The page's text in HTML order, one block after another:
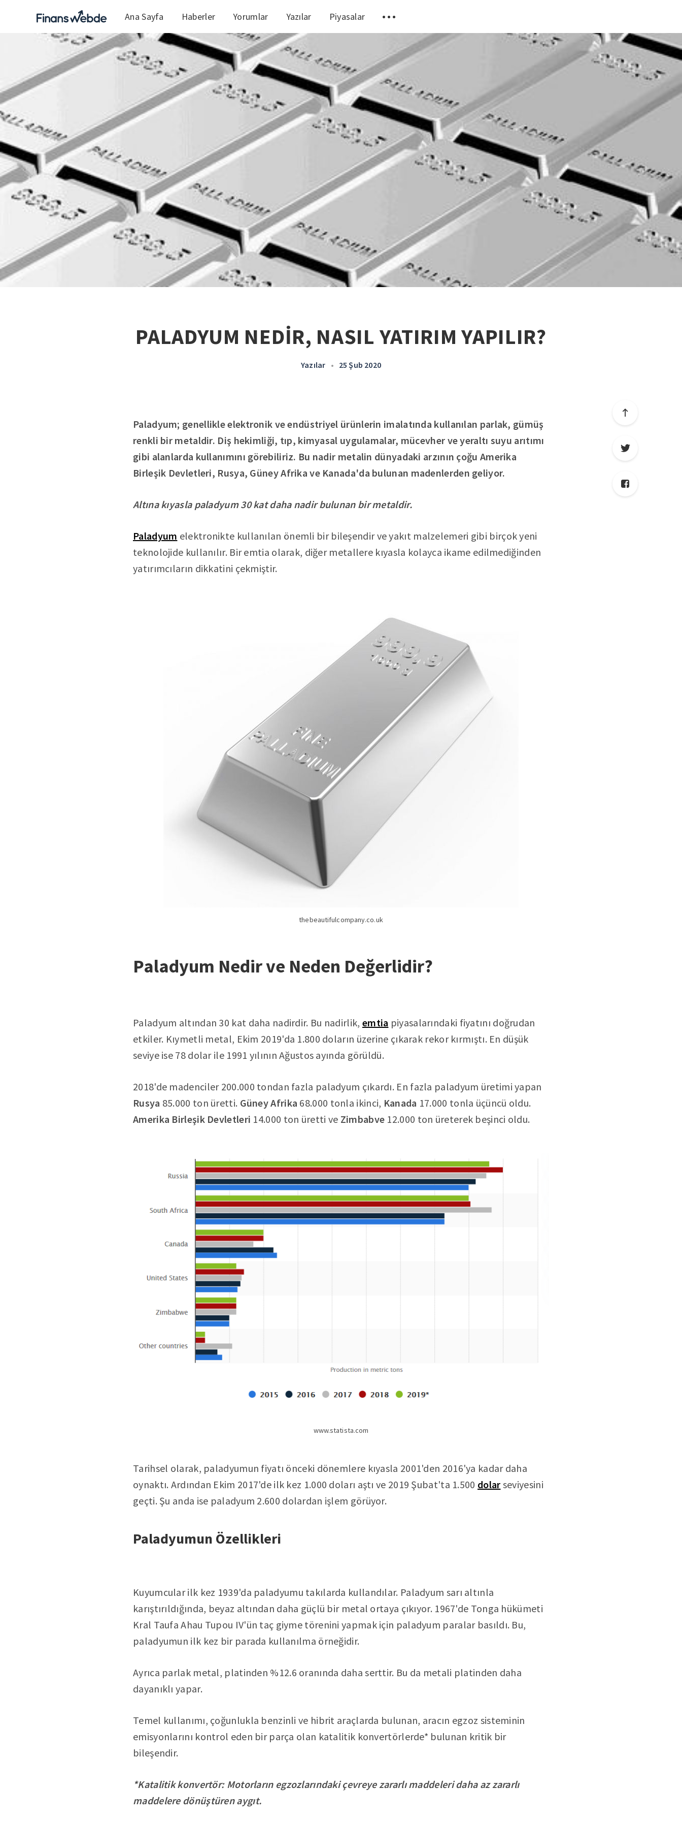
Ana Sayfa Haberler Yorumlar Yazılar Piyasalar
PALADYUM NEDİR, NASIL YATIRIM YAPILIR?
Yazılar • 25 Şub 2020
Paladyum; genellikle elektronik ve endüstriyel ürünlerin imalatında kullanılan parlak, gümüş
renkli bir metaldir. Diş hekimliği, tıp, kimyasal uygulamalar, mücevher ve yeraltı suyu arıtımı
gibi alanlarda kullanımını görebiliriz. Bu nadir metalin dünyadaki arzının çoğu Amerika
Birleşik Devletleri, Rusya, Güney Afrika ve Kanada'da bulunan madenlerden geliyor.
Altına kıyasla paladyum 30 kat daha nadir bulunan bir metaldir.
Paladyum elektronikte kullanılan önemli bir bileşendir ve yakıt malzelemeri gibi birçok yeni
teknolojide kullanılır. Bir emtia olarak, diğer metallere kıyasla kolayca ikame edilmediğinden
yatırımcıların dikkatini çekmiştir.
thebeautifulcompany.co.uk
Paladyum Nedir ve Neden Değerlidir?
Paladyum altından 30 kat daha nadirdir. Bu nadirlik, emtia piyasalarındaki fiyatını doğrudan
etkiler. Kıymetli metal, Ekim 2019'da 1.800 doların üzerine çıkarak rekor kırmıştı. En düşük
seviye ise 78 dolar ile 1991 yılının Ağustos ayında görüldü.
2018'de madenciler 200.000 tondan fazla paladyum çıkardı. En fazla paladyum üretimi yapan
Rusya 85.000 ton üretti. Güney Afrika 68.000 tonla ikinci, Kanada 17.000 tonla üçüncü oldu.
Amerika Birleşik Devletleri 14.000 ton üretti ve Zimbabve 12.000 ton üreterek beşinci oldu.
www.statista.com
Tarihsel olarak, paladyumun fiyatı önceki dönemlere kıyasla 2001'den 2016'ya kadar daha
oynaktı. Ardından Ekim 2017'de ilk kez 1.000 doları aştı ve 2019 Şubat'ta 1.500 dolar seviyesini
geçti. Şu anda ise paladyum 2.600 dolardan işlem görüyor.
Paladyumun Özellikleri
Kuyumcular ilk kez 1939'da paladyumu takılarda kullandılar. Paladyum sarı altınla
karıştırıldığında, beyaz altından daha güçlü bir metal ortaya çıkıyor. 1967'de Tonga hükümeti
Kral Taufa Ahau Tupou IV'ün taç giyme törenini yapmak için paladyum paralar basıldı. Bu,
paladyumun ilk kez bir parada kullanılma örneğidir.
Ayrıca parlak metal, platinden %12.6 oranında daha serttir. Bu da metali platinden daha
dayanıklı yapar.
Temel kullanımı, çoğunlukla benzinli ve hibrit araçlarda bulunan, aracın egzoz sisteminin
emisyonlarını kontrol eden bir parça olan katalitik konvertörlerde* bulunan kritik bir
bileşendir.
*Katalitik konvertör: Motorların egzozlarındaki çevreye zararlı maddeleri daha az zararlı
maddelere dönüştüren aygıt.